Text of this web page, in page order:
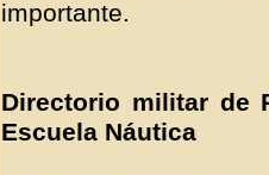
importante.
Directorio militar de
Escuela Náutica